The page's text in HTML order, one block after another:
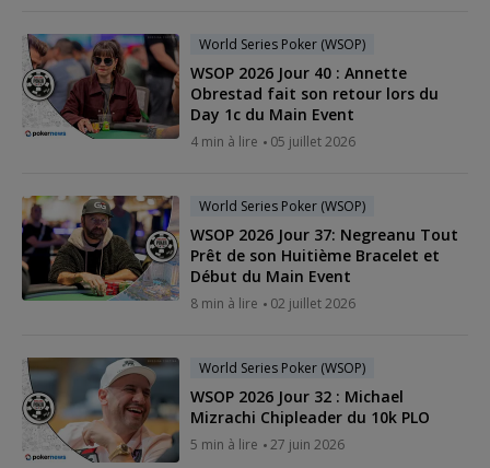
World Series Poker (WSOP)
WSOP 2026 Jour 40 : Annette
Obrestad fait son retour lors du
Day 1c du Main Event
4 min à lire 05 juillet 2026
World Series Poker (WSOP)
WSOP 2026 Jour 37: Negreanu Tout
Prêt de son Huitième Bracelet et
Début du Main Event
8 min à lire 02 juillet 2026
World Series Poker (WSOP)
WSOP 2026 Jour 32 : Michael
Mizrachi Chipleader du 10k PLO
5 min à lire 27 juin 2026